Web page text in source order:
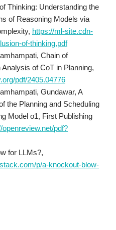
Thinking: Understanding the
of Reasoning Models via
https://ml-site.cdn-
of-thinking.pdf
Chain of
of CoT in Planning,
pdf/2405.04776
Gundawar, A
the Planning and Scheduling
Model o1, First Publishing
openreview.net/pdf?
for LLMs?,
p/a-knockout-blow-